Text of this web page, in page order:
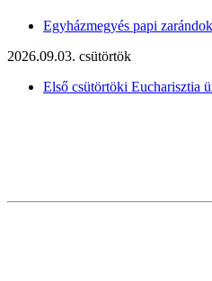
Egyházmegyés papi
2026.09.03. csütörtök
Első csütörtöki Eucharisztia